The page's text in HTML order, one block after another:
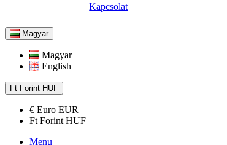
Kapcsolat
Magyar
Magyar
English
Ft Forint HUF
€ Euro EUR
Ft Forint HUF
Menu